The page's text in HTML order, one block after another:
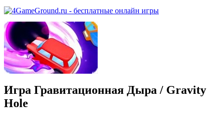
Игра Гравитационная Дыра / Gravity
Hole